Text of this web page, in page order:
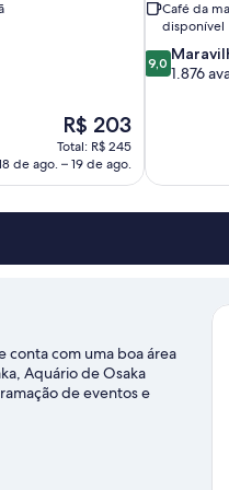
O
preço
é
R$ 203
Total: R$ 245
de ago. – 19 de ago.
Café da
disponível
9.0
de
9,0
1.876
conta com uma boa área
Aquário de Osaka
de eventos e